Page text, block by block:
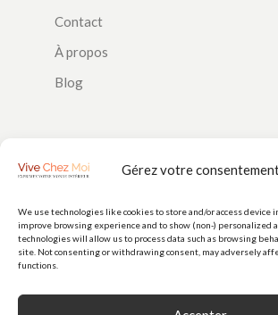
Gérez votre
We use technologies like cookies to store and/or access device
improve browsing experience and to show (non-) personalized
technologies will allow us to process data such as browsing
site. Not consenting or withdrawing consent, may adversely
functions.
Contact
À propos
Blog
PAIEMENTS